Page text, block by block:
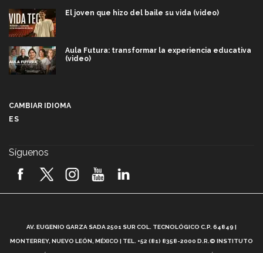
El joven que hizo del baile su vida (video)
Aula Futura: transformar la experiencia educativa
(video)
2026! (video)
¿Cómo es el Modelo Educativo Tec? (video)
CAMBIAR IDIOMA
ES
Síguenos
AV. EUGENIO GARZA SADA 2501 SUR COL. TECNOLÓGICO C.P. 64849 |
MONTERREY, NUEVO LEÓN, MÉXICO | TEL. +52 (81) 8358-2000 D.R.© INSTITUTO